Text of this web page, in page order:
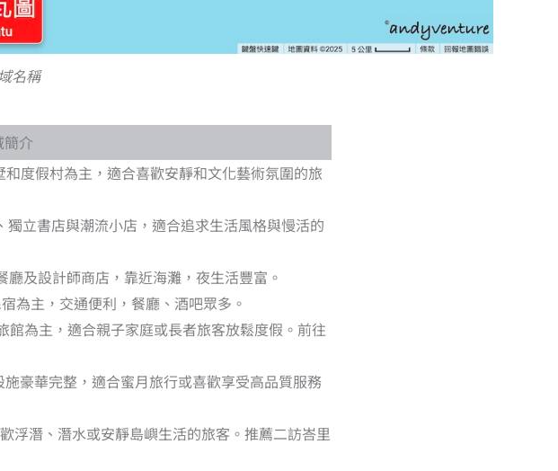
名稱
介
度假村為主，適合喜歡安靜和文化藝術氛圍的旅
立書店與潮流小店，適合追求生活風格與慢活的
及設計師商店，靠近海灘，夜生活豐富。
為主，交通便利，餐廳、酒吧眾多。
館為主，適合親子家庭或長者旅客放鬆度假。前往
豪華完整，適合蜜月旅行或喜歡享受高品質服務
歡浮潛、潛水或安靜島嶼生活的旅客。推薦二訪峇里